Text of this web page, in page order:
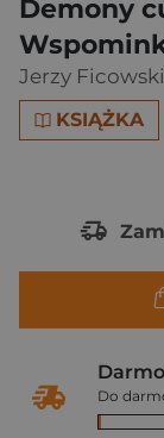
Demony
Jerzy Ficowski
KSIĄŻKA
Do